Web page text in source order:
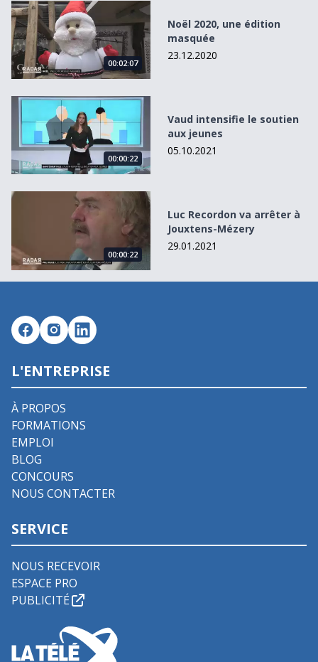
Noël 2020, une édition masquée
00:02:07
Noël 2020, une édition
masquée
23.12.2020
Vaud intensifie le soutien aux jeunes
00:00:22
Vaud intensifie le soutien
aux jeunes
05.10.2021
Luc Recordon va arrêter à Jouxtens-Mézery
00:00:22
Luc Recordon va arrêter à
Jouxtens-Mézery
29.01.2021
L'ENTREPRISE
À PROPOS
FORMATIONS
EMPLOI
BLOG
CONCOURS
NOUS CONTACTER
SERVICE
NOUS RECEVOIR
ESPACE PRO
PUBLICITÉ